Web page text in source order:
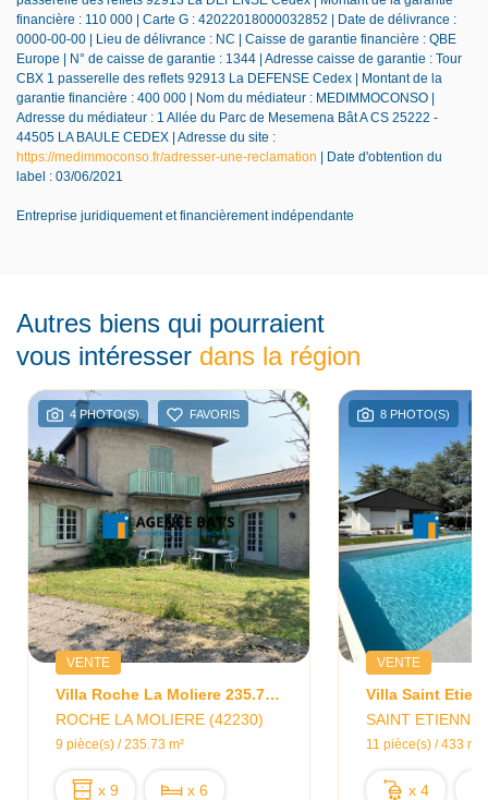
financière : 110 000 | Carte G : 42022018000032852 | Date de délivrance :
0000-00-00 | Lieu de délivrance : NC | Caisse de garantie financière : QBE
Europe | N° de caisse de garantie : 1344 | Adresse caisse de garantie : Tour
CBX 1 passerelle des reflets 92913 La DEFENSE Cedex | Montant de la
garantie financière : 400 000 | Nom du médiateur : MEDIMMOCONSO |
Adresse du médiateur : 1 Allée du Parc de Mesemena Bât A CS 25222 -
44505 LA BAULE CEDEX | Adresse du site :
https://medimmoconso.fr/adresser-une-reclamation | Date d'obtention du
label : 03/06/2021
Entreprise juridiquement et financièrement indépendante
Autres biens qui pourraient
vous intéresser dans la région
4 PHOTO(S) FAVORIS
VENTE
Villa Roche La Moliere 235.73 M2
ROCHE LA MOLIERE (42230)
9 pièce(s) / 235.73 m²
x 9 x 6
8 PHOTO(S)
VENTE
Villa Saint
SAINT ETIENNE
11 pièce(s) / 433 m²
x 4